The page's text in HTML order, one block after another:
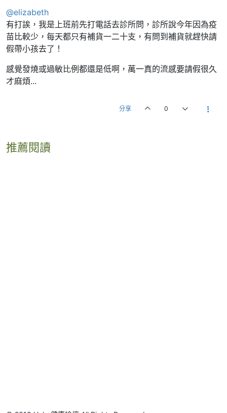
@elizabeth
有打誒，我是上班前先打電話去診所問，診所說今年因為疫
苗比較少，每天都只有補貨一二十支，有問到補貨就趕快請
假帶小孩去了！
感覺發燒或過敏比例都還是低啊，萬一真的流感要請假很久
才麻煩...
分享 0
推薦閱讀